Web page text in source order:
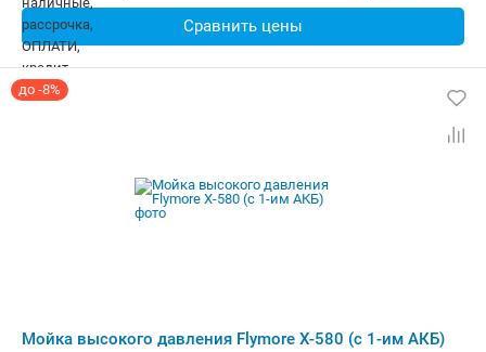
Сравнить цены
до -8%
Мойка высокого давления Flymore X-580 (с 1-им АКБ)